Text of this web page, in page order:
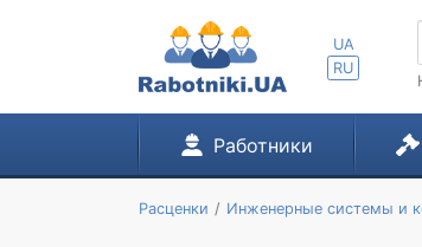
UA
RU
Работники
Расценки Инженерные системы и